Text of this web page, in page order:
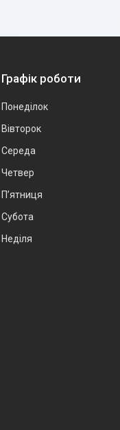
Графік роботи
Понеділок
Вівторок
Середа
Четвер
Пʼятниця
Субота
Неділя